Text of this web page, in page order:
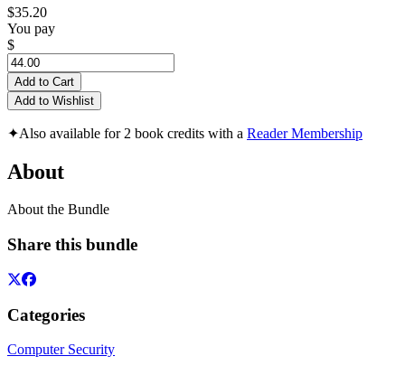
$35.20
You pay
$
Add to Cart
Add to Wishlist
✦Also available for 2 book credits with a Reader Membership
About
About the Bundle
Share this bundle
Categories
Computer Security